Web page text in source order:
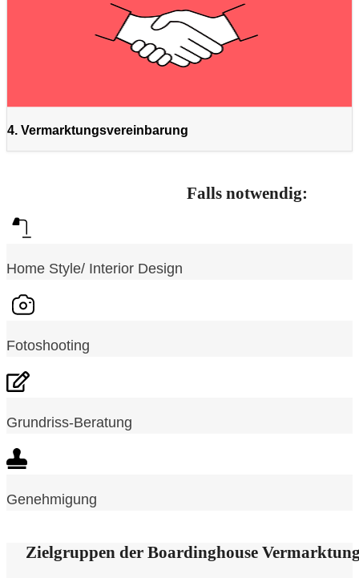
4. Vermarktungsvereinbarung
Falls notwendig:
Home Style/ Interior Design
Fotoshooting
Grundriss-Beratung
Genehmigung
Zielgruppen der Boardinghouse